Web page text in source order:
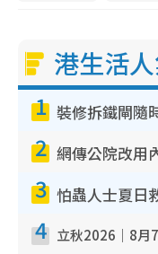
港生活
1
2
3
4